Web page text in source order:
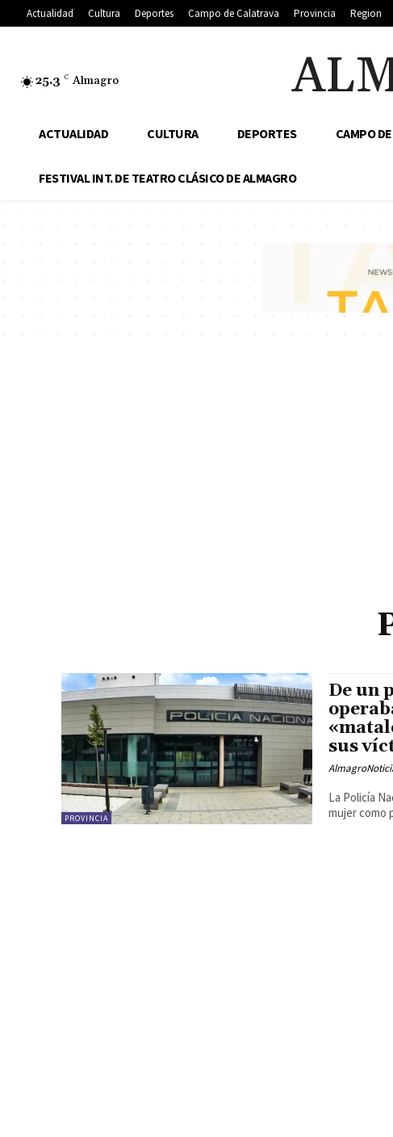
Actualidad Cultura Deportes Campo de Calatrava Provincia Region
25.3 C Almagro
ACTUALIDAD CULTURA DEPORTES CAMPO
FESTIVAL INT. DE TEATRO CLÁSICO DE ALMAGRO
PROVINCIA
De un
sus
La Policía
mujer como